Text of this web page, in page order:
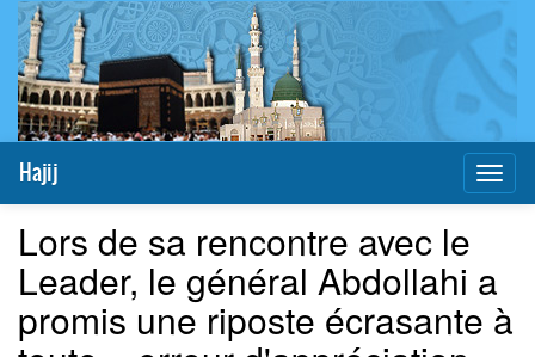
Hajij
Lors de sa rencontre avec le
Leader, le général Abdollahi a
promis une riposte écrasante à